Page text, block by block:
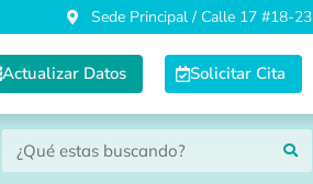
Sede Principal / Calle 17 #18-23
Actualizar Datos Solicitar Cita